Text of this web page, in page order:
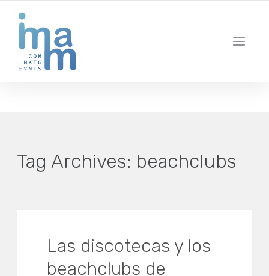
IBIZA · MADRID · BARCELONA
Tag Archives: beachclubs
Las discotecas y los
beachclubs de